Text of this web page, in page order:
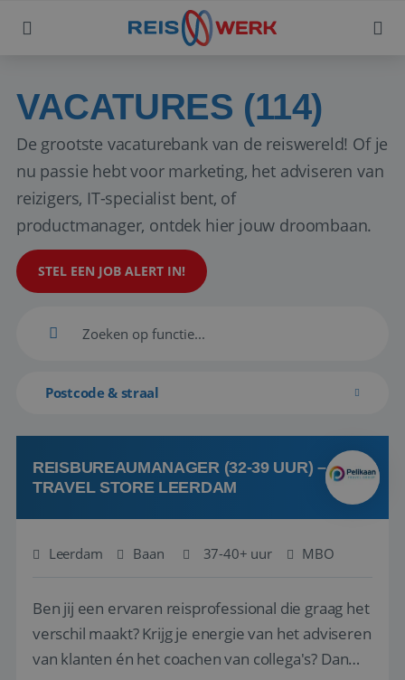
VACATURES (114)
De grootste vacaturebank van de reiswereld! Of je
nu passie hebt voor marketing, het adviseren van
reizigers, IT-specialist bent, of
productmanager, ontdek hier jouw droombaan.
STEL EEN JOB ALERT IN!
Postcode & straal
REISBUREAUMANAGER (32-39 UUR) –
TRAVEL STORE LEERDAM
Leerdam Baan 37-40+ uur MBO
Ben jij een ervaren reisprofessional die graag het
verschil maakt? Krijg je energie van het adviseren
van klanten én het coachen van collega's? Dan